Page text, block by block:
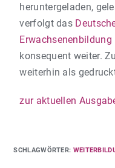
heruntergeladen,
verfolgt das
Erwachsenenbildung
konsequent weiter.
weiterhin als
zur aktuellen
SCHLAGWÖRTER: